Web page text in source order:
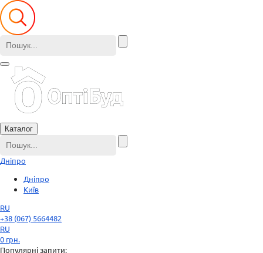
Каталог
Дніпро
Дніпро
Київ
RU
+38 (067) 5664482
RU
0 грн.
Популярні запити: